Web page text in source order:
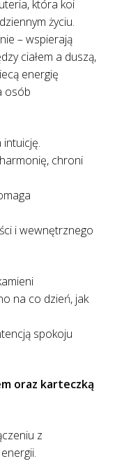
zł.
wynosi:
129,00 zł.
która koi
życiu.
– wspierają
ciałem a duszą,
energię
osób
chroni
i wewnętrznego
na co dzień, jak
spokoju
oraz karteczką
z